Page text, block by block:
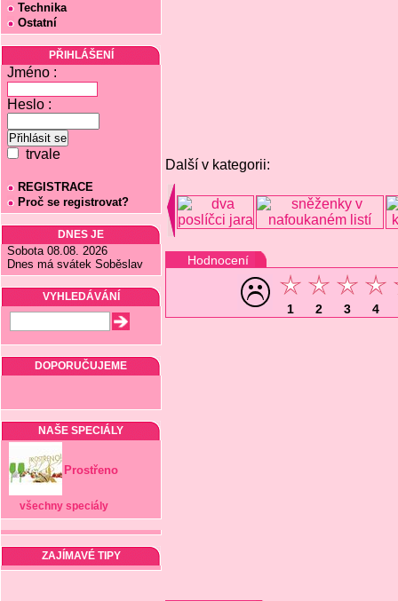
Technika
Ostatní
PŘIHLÁŠENÍ
Jméno :
Heslo :
trvale
REGISTRACE
Proč se registrovat?
DNES JE
Sobota 08.08. 2026
Dnes má svátek Soběslav
VYHLEDÁVÁNÍ
DOPORUČUJEME
NAŠE SPECIÁLY
Prostřeno
všechny speciály
ZAJÍMAVÉ TIPY
Další v kategorii:
Hodnocení
1 2 3 4